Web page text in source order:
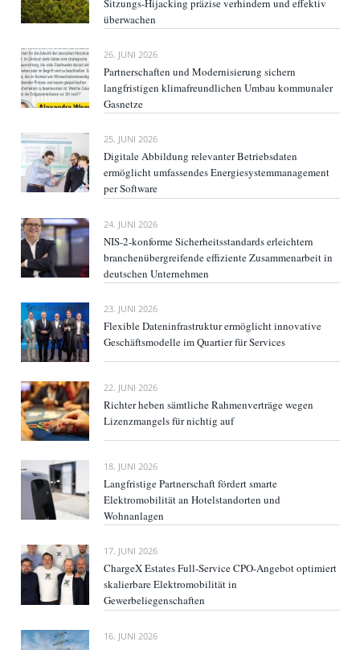
Sitzungs-Hijacking präzise verhindern und effektiv
überwachen
26. JUNI 2026
Partnerschaften und Modernisierung sichern
langfristigen klimafreundlichen Umbau kommunaler
Gasnetze
25. JUNI 2026
Digitale Abbildung relevanter Betriebsdaten
ermöglicht umfassendes Energiesystemmanagement
per Software
24. JUNI 2026
NIS-2-konforme Sicherheitsstandards erleichtern
branchenübergreifende effiziente Zusammenarbeit in
deutschen Unternehmen
23. JUNI 2026
Flexible Dateninfrastruktur ermöglicht innovative
Geschäftsmodelle im Quartier für Services
22. JUNI 2026
Richter heben sämtliche Rahmenverträge wegen
Lizenzmangels für nichtig auf
18. JUNI 2026
Langfristige Partnerschaft fördert smarte
Elektromobilität an Hotelstandorten und
Wohnanlagen
17. JUNI 2026
ChargeX Estates Full-Service CPO-Angebot optimiert
skalierbare Elektromobilität in
Gewerbeliegenschaften
16. JUNI 2026